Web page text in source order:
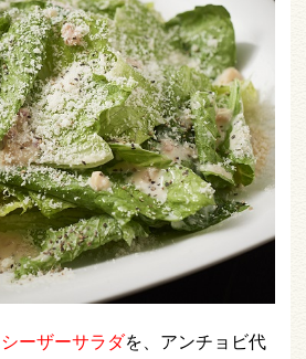
シーザーサラダを、アンチョビ代